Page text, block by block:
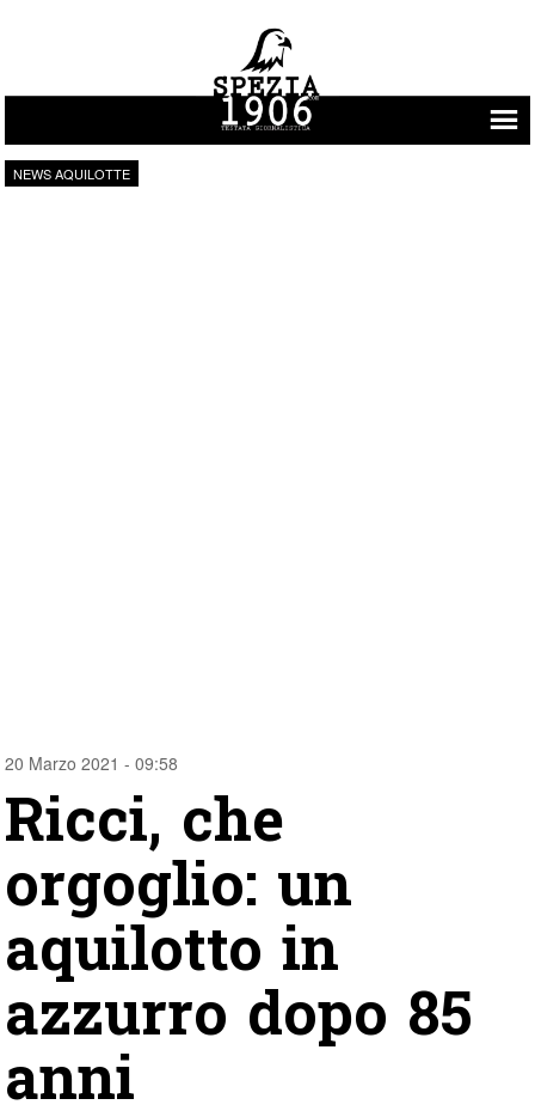
Vai al contenuto
NEWS AQUILOTTE
20 Marzo 2021 - 09:58
Ricci, che
orgoglio: un
aquilotto in
azzurro dopo 85
anni